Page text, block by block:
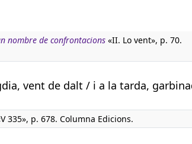
nombre de confrontacions «II. Lo vent», p. 70.
vent de dalt / i a la tarda,
335», p. 678. Columna Edicions.